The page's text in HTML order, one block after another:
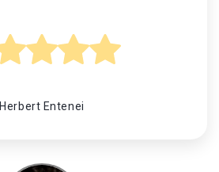
Herbert Entenei